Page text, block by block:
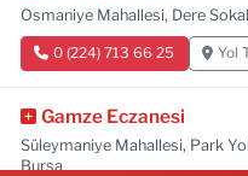
Osmaniye Mahallesi, Dere
0 (224) 713 66 25 Yol
Gamze Eczanesi
Süleymaniye Mahallesi, Park
Bursa